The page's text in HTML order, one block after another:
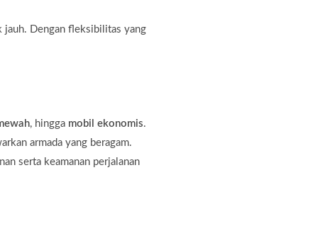
jauh. Dengan fleksibilitas yang
, hingga mobil ekonomis.
armada yang beragam.
serta keamanan perjalanan